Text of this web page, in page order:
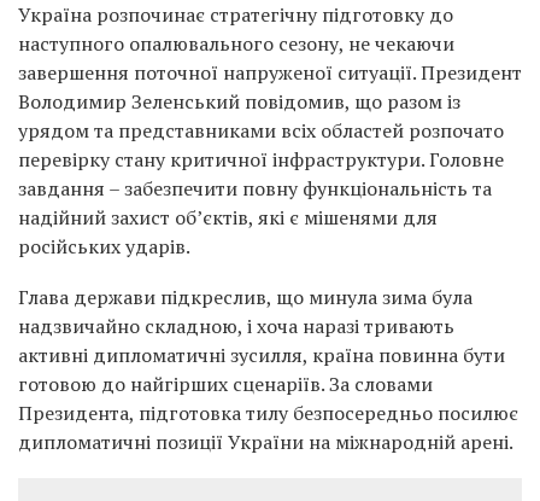
Україна розпочинає стратегічну підготовку до
наступного опалювального сезону, не чекаючи
завершення поточної напруженої ситуації. Президент
Володимир Зеленський повідомив, що разом із
урядом та представниками всіх областей розпочато
перевірку стану критичної інфраструктури. Головне
завдання – забезпечити повну функціональність та
надійний захист об’єктів, які є мішенями для
російських ударів.
Глава держави підкреслив, що минула зима була
надзвичайно складною, і хоча наразі тривають
активні дипломатичні зусилля, країна повинна бути
готовою до найгірших сценаріїв. За словами
Президента, підготовка тилу безпосередньо посилює
дипломатичні позиції України на міжнародній арені.